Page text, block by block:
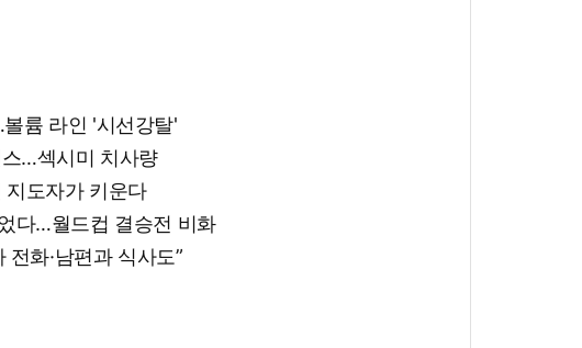
볼륨 라인 '시선강탈'
스…섹시미 치사량
지도자가 키운다
다…월드컵 결승전 비화
전화·남편과 식사도”